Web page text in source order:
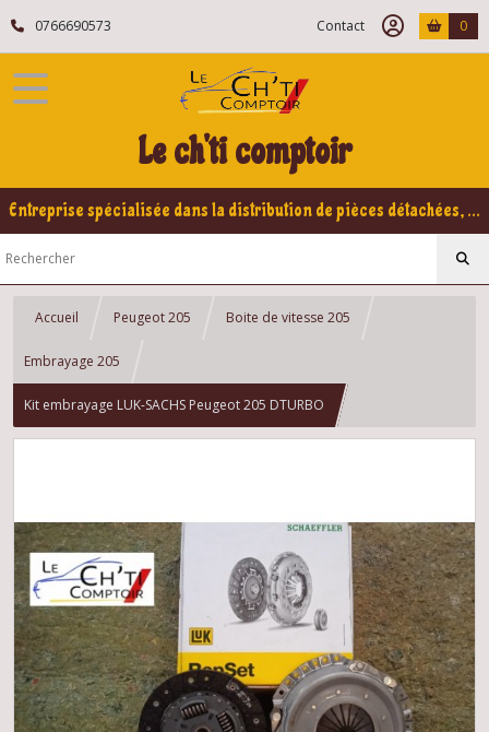
0766690573 Contact 0
Le ch'ti comptoir
Entreprise spécialisée dans la distribution de pièces détachées, refabrication pour voitures Yountimers Peugeot 205 GTI, 309 GTI - GTI16
Accueil Peugeot 205 Boite de vitesse 205
Embrayage 205
Kit embrayage LUK-SACHS Peugeot 205 DTURBO